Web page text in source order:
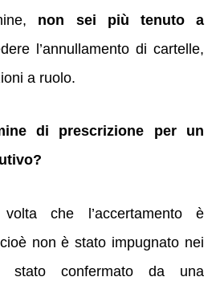
non sei più tenuto a
l’annullamento di cartelle,
a ruolo.
di prescrizione per un
che l’accertamento è
non è stato impugnato nei
stato confermato da una